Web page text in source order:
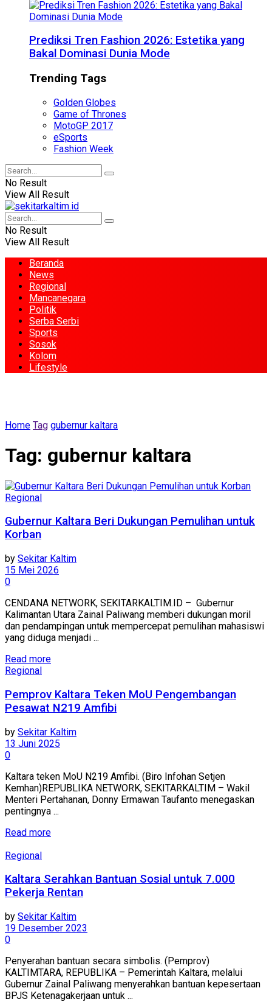
Prediksi Tren Fashion 2026: Estetika yang
Bakal Dominasi Dunia Mode
Trending Tags
Golden Globes
Game of Thrones
MotoGP 2017
eSports
Fashion Week
No Result
View All Result
No Result
View All Result
Beranda
News
Regional
Mancanegara
Politik
Serba Serbi
Sports
Sosok
Kolom
Lifestyle
Home Tag gubernur kaltara
Tag: gubernur kaltara
Regional
Gubernur Kaltara Beri Dukungan Pemulihan untuk
Korban
by Sekitar Kaltim
15 Mei 2026
0
CENDANA NETWORK, SEKITARKALTIM.ID – Gubernur
Kalimantan Utara Zainal Paliwang memberi dukungan moril
dan pendampingan untuk mempercepat pemulihan mahasiswi
yang diduga menjadi ...
Read more
Regional
Pemprov Kaltara Teken MoU Pengembangan
Pesawat N219 Amfibi
by Sekitar Kaltim
13 Juni 2025
0
Kaltara teken MoU N219 Amfibi. (Biro Infohan Setjen
Kemhan)REPUBLIKA NETWORK, SEKITARKALTIM – Wakil
Menteri Pertahanan, Donny Ermawan Taufanto menegaskan
pentingnya ...
Read more
Regional
Kaltara Serahkan Bantuan Sosial untuk 7.000
Pekerja Rentan
by Sekitar Kaltim
19 Desember 2023
0
Penyerahan bantuan secara simbolis. (Pemprov)
KALTIMTARA, REPUBLIKA – Pemerintah Kaltara, melalui
Gubernur Zainal Paliwang menyerahkan bantuan kepesertaan
BPJS Ketenagakerjaan untuk ...